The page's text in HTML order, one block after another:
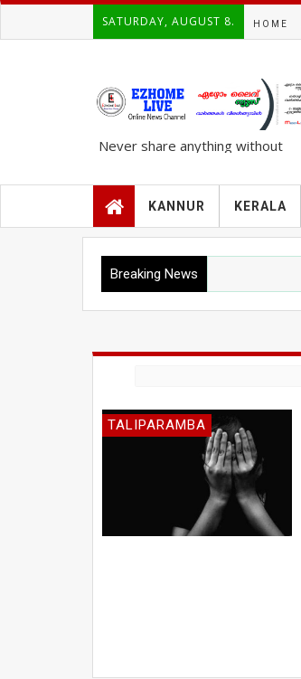
SATURDAY, AUGUST 8. HOME
Never share anything without
KANNUR KERALA
Breaking News
TALIPARAMBA